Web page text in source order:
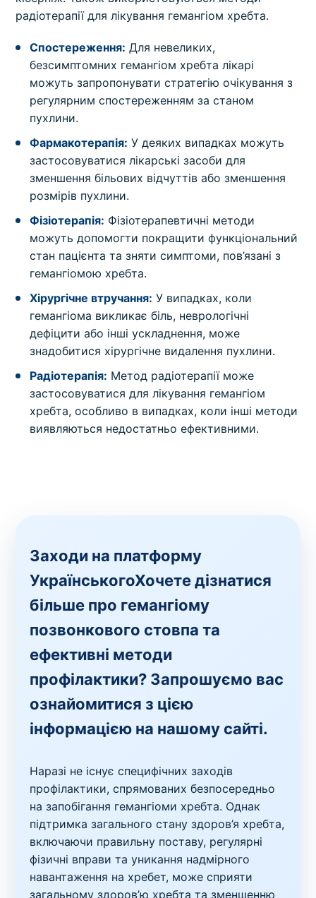
радіотерапії для лікування гемангіом хребта.
Спостереження: Для невеликих,
безсимптомних гемангіом хребта лікарі
можуть запропонувати стратегію очікування з
регулярним спостереженням за станом
пухлини.
Фармакотерапія: У деяких випадках можуть
застосовуватися лікарські засоби для
зменшення більових відчуттів або зменшення
розмірів пухлини.
Фізіотерапія: Фізіотерапевтичні методи
можуть допомогти покращити функціональний
стан пацієнта та зняти симптоми, пов’язані з
гемангіомою хребта.
Хірургічне втручання: У випадках, коли
гемангіома викликає біль, неврологічні
дефіцити або інші ускладнення, може
знадобитися хірургічне видалення пухлини.
Радіотерапія: Метод радіотерапії може
застосовуватися для лікування гемангіом
хребта, особливо в випадках, коли інші методи
виявляються недостатньо ефективними.
Заходи на платформу
УкраїнськогоХочете дізнатися
більше про гемангіому
позвонкового стовпа та
ефективні методи
профілактики? Запрошуємо вас
ознайомитися з цією
інформацією на нашому сайті.
Наразі не існує специфічних заходів
профілактики, спрямованих безпосередньо
на запобігання гемангіоми хребта. Однак
підтримка загального стану здоров’я хребта,
включаючи правильну поставу, регулярні
фізичні вправи та уникання надмірного
навантаження на хребет, може сприяти
загальному здоров’ю хребта та зменшенню